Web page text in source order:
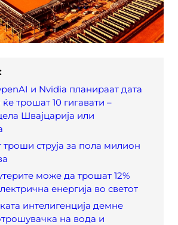
и Nvidia планираат дата
трошат 10 гигавати –
Швајцарија или
троши струја за пола милион
може да трошат 12%
енергија во светот
интелигенција демне
на вода и